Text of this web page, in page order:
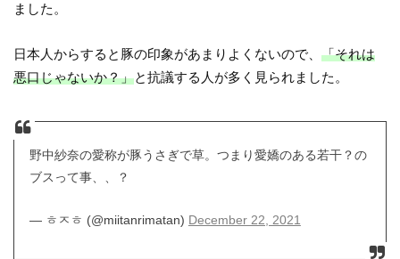
ました。
日本人からすると豚の印象があまりよくないので、「それは
悪口じゃないか？」と抗議する人が多く見られました。
野中紗奈の愛称が豚うさぎで草。つまり愛嬌のある若干？の
ブスって事、、？
— ㅎㅈㅎ (@miitanrimatan) December 22, 2021